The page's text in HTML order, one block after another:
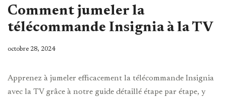
Comment jumeler la
télécommande Insignia à la TV
octobre 28, 2024
Apprenez à jumeler efficacement la télécommande Insignia
avec la TV grâce à notre guide détaillé étape par étape, y